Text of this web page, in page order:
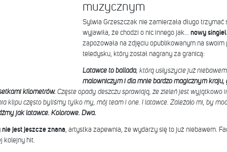
muzycznym
Sylwia Grzeszczak nie zamierzała długo
wyjawiła, że chodzi o nic innego jak… nowy singiel
zapozowała na zdjęciu opublikowanym na swoim
teledysku, który został nagrany za granicą:
Latawceto ballada, którą usłyszycie już
malowniczym i dla mnie bardzo magicznym kraju,
kilometrów. Częste opady deszczu sprawiają, że zieleń jest wyjątkowo
klipu często byliśmy tylko my, mój team i one. I latawce. Zależało mi, by
jak latawce. Kolorowe. Dwa.
jest jeszcze znana, artystka zapewnia, że wydarzy się to już niebawem.
kolejny hit.